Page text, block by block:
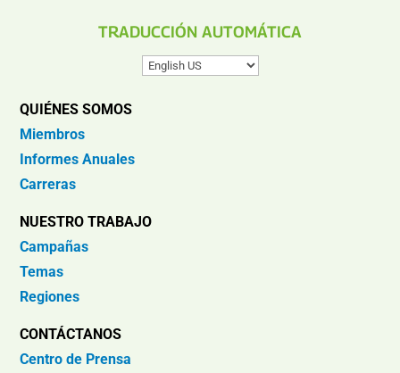
TRADUCCIÓN AUTOMÁTICA
QUIÉNES SOMOS
Miembros
Informes Anuales
Carreras
NUESTRO TRABAJO
Campañas
Temas
Regiones
CONTÁCTANOS
Centro de Prensa